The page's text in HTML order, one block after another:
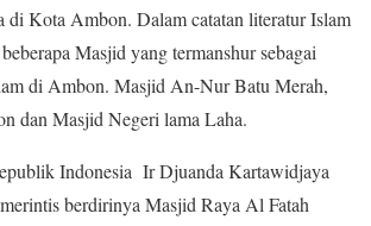
di Kota Ambon. Dalam catatan literatur Islam
Masjid yang termanshur sebagai
di Ambon. Masjid An-Nur Batu Merah,
dan Masjid Negeri lama Laha.
Indonesia Ir Djuanda Kartawidjaya
berdirinya Masjid Raya Al Fatah